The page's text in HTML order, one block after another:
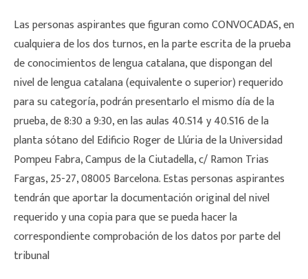
Las personas aspirantes que figuran como CONVOCADAS, en
cualquiera de los dos turnos, en la parte escrita de la prueba
de conocimientos de lengua catalana, que dispongan del
nivel de lengua catalana (equivalente o superior) requerido
para su categoría, podrán presentarlo el mismo día de la
prueba, de 8:30 a 9:30, en las aulas 40.S14 y 40.S16 de la
planta sótano del Edificio Roger de Llúria de la Universidad
Pompeu Fabra, Campus de la Ciutadella, c/ Ramon Trias
Fargas, 25-27, 08005 Barcelona. Estas personas aspirantes
tendrán que aportar la documentación original del nivel
requerido y una copia para que se pueda hacer la
correspondiente comprobación de los datos por parte del
tribunal